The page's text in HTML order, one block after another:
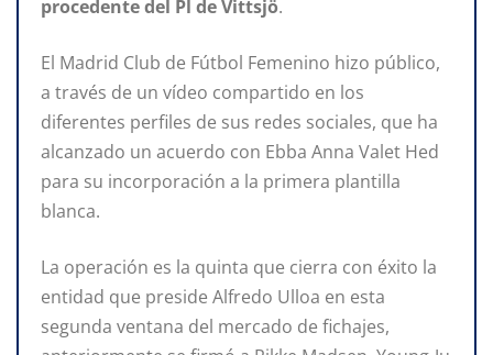
procedente del Pl de Vittsjö.
El Madrid Club de Fútbol Femenino hizo público,
a través de un vídeo compartido en los
diferentes perfiles de sus redes sociales, que ha
alcanzado un acuerdo con Ebba Anna Valet Hed
para su incorporación a la primera plantilla
blanca.
La operación es la quinta que cierra con éxito la
entidad que preside Alfredo Ulloa en esta
segunda ventana del mercado de fichajes,